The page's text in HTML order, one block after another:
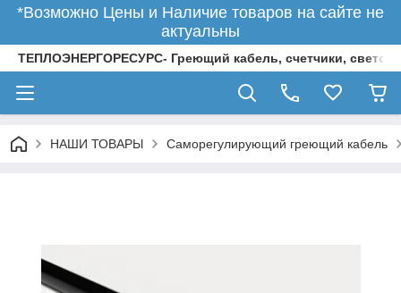
*Возможно Цены и Наличие товаров на сайте не
актуальны
ТЕПЛОЭНЕРГОРЕСУРС- Греющий кабель, счетчики,
НАШИ ТОВАРЫ Саморегулирующий греющий кабель